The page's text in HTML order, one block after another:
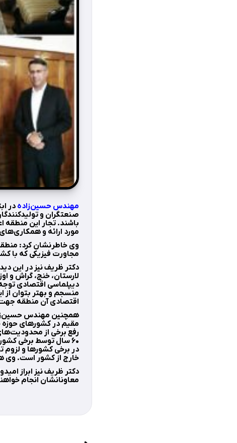
مهندس حسین‌زاده در
صنعتگران و
باشند. تجار این منطقه
مورد ارائه و
وی خاطرنشان کرد:
مجاورت فیزیکی که با
دکتر ظریف نیز در این
لارستان، خنج، گراش و
دیپلماسی اقتصادی
منسجم و بهتر بتوان از
اقتصادی آن منطقه
همچنین مهندس
مقیم در کشورهای حوزه
رفع برخی از محدودیت‌های
۶۰ سال توسط برخی
در برخی کشورها و لزوم
خارج از کشور است. وی
دکتر ظریف نیز ابراز
معاونانشان انجام